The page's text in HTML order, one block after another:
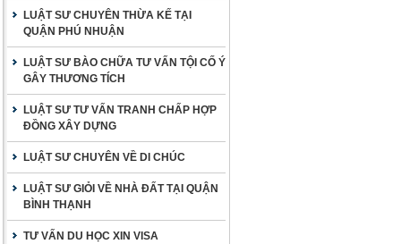
LUẬT SƯ CHUYÊN THỪA KẾ TẠI
QUẬN PHÚ NHUẬN
LUẬT SƯ BÀO CHỮA TƯ VẤN TỘI CỐ Ý
GÂY THƯƠNG TÍCH
LUẬT SƯ TƯ VẤN TRANH CHẤP HỢP
ĐỒNG XÂY DỰNG
LUẬT SƯ CHUYÊN VỀ DI CHÚC
LUẬT SƯ GIỎI VỀ NHÀ ĐẤT TẠI QUẬN
BÌNH THẠNH
TƯ VẤN DU HỌC XIN VISA